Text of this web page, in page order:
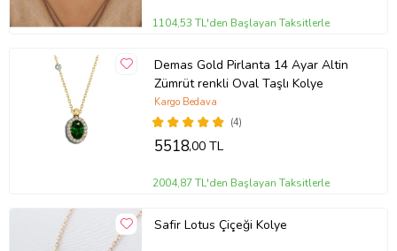
1104,53 TL'den Başlayan Taksitlerle
Demas Gold Pirlanta 14 Ayar Altin
Zümrüt renkli Oval Taşlı Kolye
(4)
Kargo Bedava
5518,00 TL
2004,87 TL'den Başlayan Taksitlerle
Safir Lotus Çiçeği Kolye